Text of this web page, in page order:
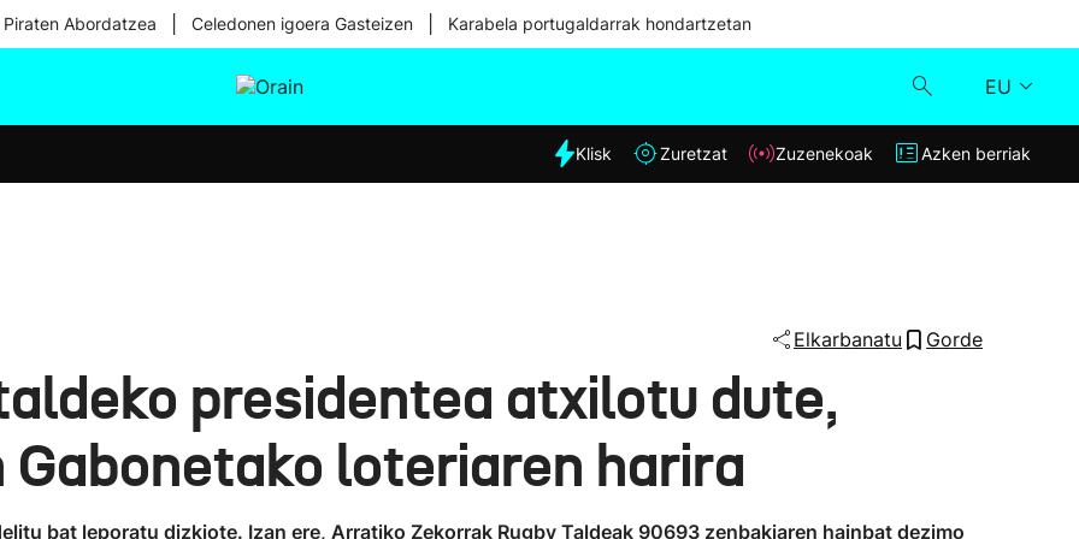
Abordatzea Celedonen igoera Gasteizen Karabela portugaldarrak hondartzetan
EU
Eguraldia
Klisk
Klisk Zuretzat Zuzenekoak Azken berriak
Elkarbanatu Gorde
presidentea atxilotu dute,
Gabonetako loteriaren harira
bat leporatu dizkiote. Izan ere, Arratiko Zekorrak Rugby Taldeak 90693 zenbakiaren hainbat dezimo